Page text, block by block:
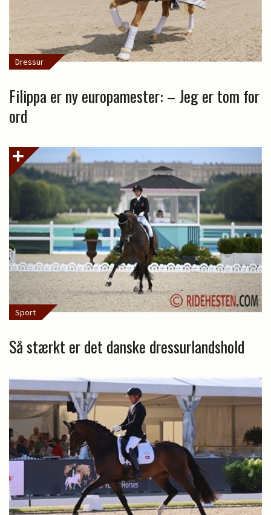
Dressur
Filippa er ny europamester: – Jeg er tom for
ord
Sport
Så stærkt er det danske dressurlandshold